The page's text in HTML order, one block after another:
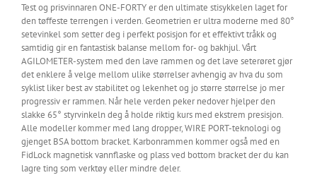
Test og prisvinnaren ONE-FORTY er den ultimate stisykkelen laget for
den tøffeste terrengen i verden. Geometrien er ultra moderne med 80°
setevinkel som setter deg i perfekt posisjon for et effektivt tråkk og
samtidig gir en fantastisk balanse mellom for- og bakhjul. Vårt
AGILOMETER-system med den lave rammen og det lave seterøret gjør
det enklere å velge mellom ulike størrelser avhengig av hva du som
syklist liker best av stabilitet og lekenhet og jo større størrelse jo mer
progressiv er rammen. Når hele verden peker nedover hjelper den
slakke 65° styrvinkeln deg å holde riktig kurs med ekstrem presisjon.
Alle modeller kommer med lang dropper, WIRE PORT-teknologi og
gjenget BSA bottom bracket. Karbonrammen kommer også med en
FidLock magnetisk vannflaske og plass ved bottom bracket der du kan
lagre ting som verktøy eller mindre deler.